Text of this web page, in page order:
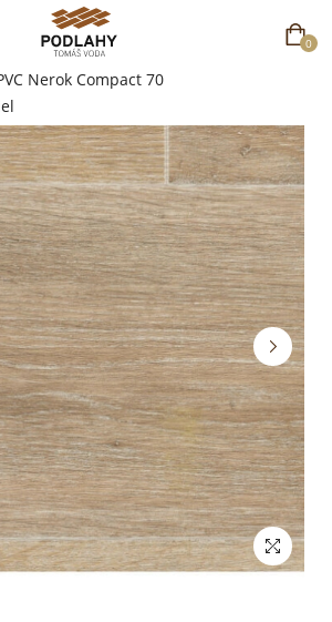
0
Nerok Compact 70